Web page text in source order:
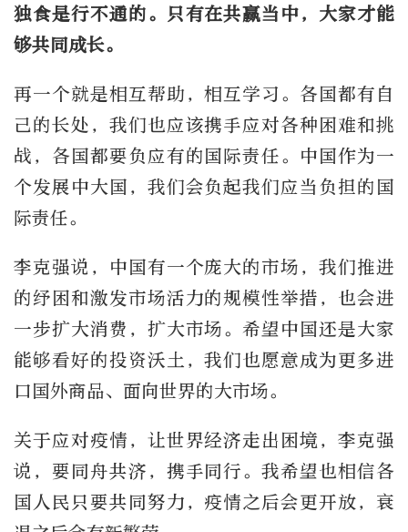
独食是行不通的。只有在共赢当中，大家才能
够共同成长。
再一个就是相互帮助，相互学习。各国都有自
己的长处，我们也应该携手应对各种困难和挑
战，各国都要负应有的国际责任。中国作为一
个发展中大国，我们会负起我们应当负担的国
际责任。
李克强说，中国有一个庞大的市场，我们推进
的纾困和激发市场活力的规模性举措，也会进
一步扩大消费，扩大市场。希望中国还是大家
能够看好的投资沃土，我们也愿意成为更多进
口国外商品、面向世界的大市场。
关于应对疫情，让世界经济走出困境，李克强
说，要同舟共济，携手同行。我希望也相信各
国人民只要共同努力，疫情之后会更开放，衰